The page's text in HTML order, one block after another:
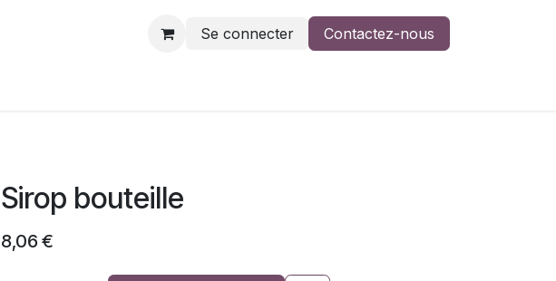
Se connecter
Contactez-nous
Sirop bouteille
8,06 €